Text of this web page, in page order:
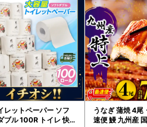
レットペーパー ソフ
ブル 100R トイレ 快
うなぎ 蒲焼 4尾
速便 鰻 九州産